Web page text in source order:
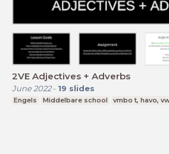
2VE Adjectives + Adverbs
June 2022- 19 slides
Engels Middelbare school vmbo t, havo,